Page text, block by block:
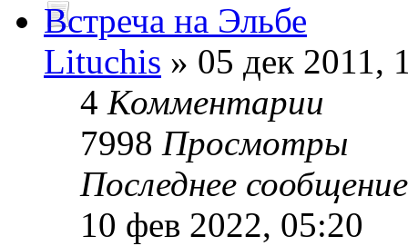
Встреча на Эльбе
Lituchis » 05 дек 2011,
4 Комментарии
7998 Просмотры
Последнее
10 фев 2022, 05:20